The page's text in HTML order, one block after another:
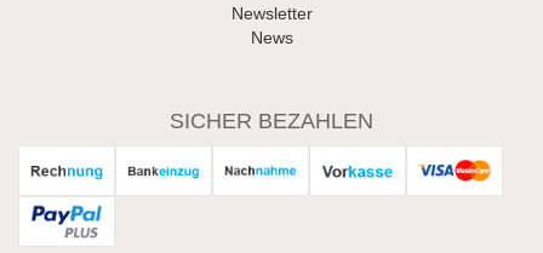
Newsletter
News
SICHER BEZAHLEN